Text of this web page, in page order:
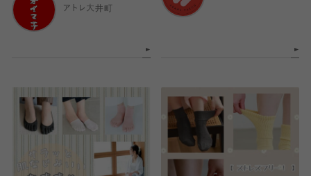
アトレ大井町